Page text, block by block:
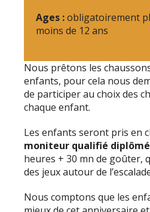
Ages :obligatoirement
moins de 12 ans
Nous prêtons les
enfants, pour cela nous
de participer au choix des
chaque enfant.
Les enfants seront pris en
moniteur qualifié diplômé
heures + 30 mn de goûter,
des jeux autour de
Nous comptons que les